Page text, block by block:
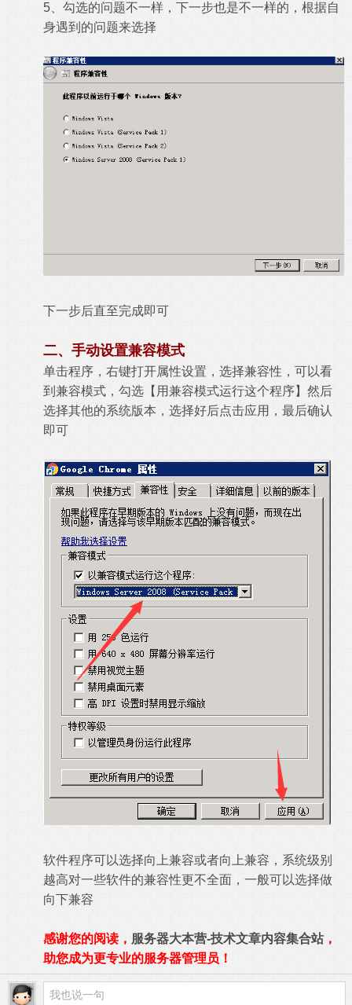
5、勾选的问题不一样，下一步也是不一样的，根据自
身遇到的问题来选择
下一步后直至完成即可
二、手动设置兼容模式
单击程序，右键打开属性设置，选择兼容性，可以看
到兼容模式，勾选【用兼容模式运行这个程序】然后
选择其他的系统版本，选择好后点击应用，最后确认
即可
软件程序可以选择向上兼容或者向上兼容，系统级别
越高对一些软件的兼容性更不全面，一般可以选择做
向下兼容
感谢您的阅读， 服务器大本营-技术文章内容集合站，
助您成为更专业的服务器管理员！